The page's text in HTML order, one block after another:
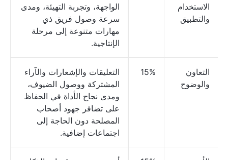
الاستخدام
والتطبيق
الواجهة، وتجربة التهيئة، ومدى
سرعة وصول فريق ذي
مهارات متنوعة إلى مرحلة
الإنتاجية.
التعاون
والوضوح
15%
التعليقات والإشعارات والآراء
المشتركة ووصول الضيوف،
ومدى نجاح الأداة في الحفاظ
على تضافر جهود أصحاب
المصلحة دون الحاجة إلى
اجتماعات إضافية.